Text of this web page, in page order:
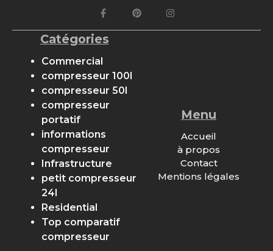
Catégories
Commercial
compresseur 100l
compresseur 50l
compresseur
portatif
informations
compresseur
Infrastructure
petit compresseur
24l
Residential
Top comparatif
compresseur
Menu
Accueil
à propos
Contact
Mentions légales